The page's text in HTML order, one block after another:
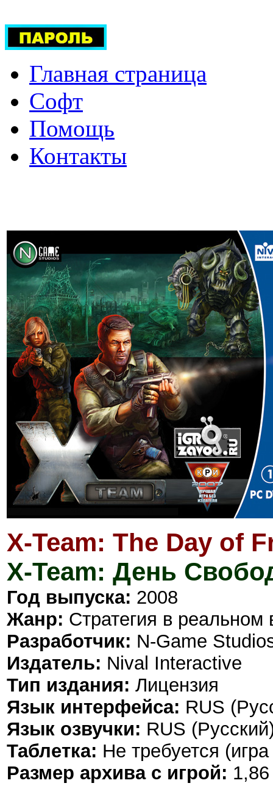
Главная страница
Софт
Помощь
Контакты
X-Team: The Day of
X-Team: День
Год выпуска: 2008
Жанр: Стратегия в
Разработчик: N-Game
Издатель: Nival Interactive
Тип издания: Лицензия
Язык интерфейса: RUS
Язык озвучки: RUS
Таблетка: Не требуется
Размер архива с игрой: